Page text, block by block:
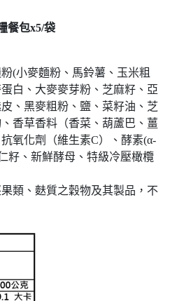
餐包x5/袋
(小麥麵粉、馬鈴薯、玉米粗
白、大麥麥芽粉、芝麻籽、亞
、黑麥粗粉、鹽、菜籽油、芝
香草香料（香菜、葫蘆巴、薑
氧化劑（維生素C）、酵素(α-
籽、新鮮酵母、特級冷壓橄欖
類、麩質之穀物及其製品，不